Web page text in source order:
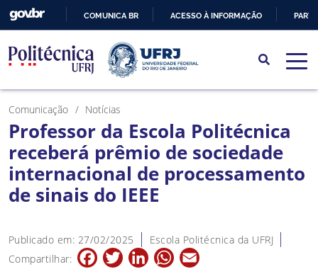
PARA
O
CONTEÚDO
COMUNICA BR ACESSO À INFORMAÇÃO
Comunicação Notícias
Professor da Escola Politécnica
receberá prêmio de sociedade
internacional de processamento
de sinais do IEEE
Publicado em: 27/02/2025
Escola Politécnica da UFRJ
Compartilhar:
FacebookTwitterLinkedInWhatsApp